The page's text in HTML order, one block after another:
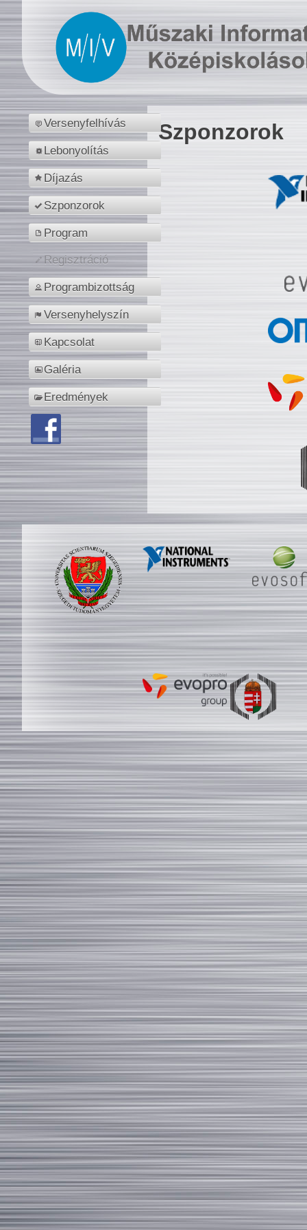
Versenyfelhívás
Lebonyolítás
Díjazás
Szponzorok
Program
Regisztráció
Programbizottság
Versenyhelyszín
Kapcsolat
Galéria
Eredmények
Szponzorok